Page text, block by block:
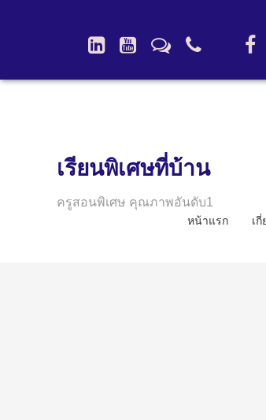
เรียนพิเศษที่บ้าน
ครูสอนพิเศษ คุณภาพอันดับ1
หน้าแรก เ